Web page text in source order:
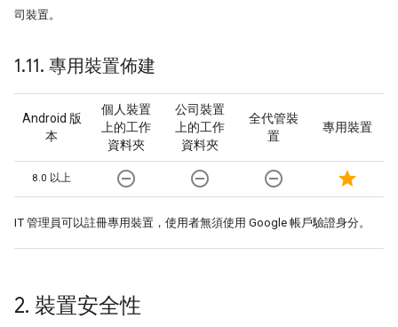
司裝置。
1.11. 專用裝置佈建
Android 版
本
個人裝置
上的工作
資料夾
公司裝置
上的工作
資料夾
全代管裝
置
專用裝置
8.0 以上 remove_circle_outline remove_circle_outline remove_circle_outline star
IT 管理員可以註冊專用裝置，使用者無須使用 Google 帳戶驗證身分。
2. 裝置安全性